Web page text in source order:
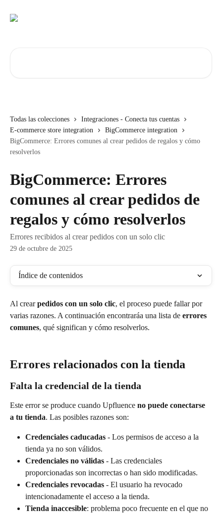
Todas las colecciones
Integraciones - Conecta tus cuentas
E-commerce store integration
BigCommerce integration
BigCommerce: Errores comunes al crear pedidos de regalos y cómo
resolverlos
BigCommerce: Errores
comunes al crear pedidos de
regalos y cómo resolverlos
Errores recibidos al crear pedidos con un solo clic
29 de octubre de 2025
Índice de contenidos
Al crear pedidos con un solo clic, el proceso puede fallar por
varias razones. A continuación encontraráa una lista de errores
comunes, qué significan y cómo resolverlos.
Errores relacionados con la tienda
Falta la credencial de la tienda
Este error se produce cuando Upfluence no puede conectarse
a tu tienda. Las posibles razones son:
Credenciales caducadas - Los permisos de acceso a la
tienda ya no son válidos.
Credenciales no válidas - Las credenciales
proporcionadas son incorrectas o han sido modificadas.
Credenciales revocadas - El usuario ha revocado
intencionadamente el acceso a la tienda.
Tienda inaccesible: problema poco frecuente en el que no